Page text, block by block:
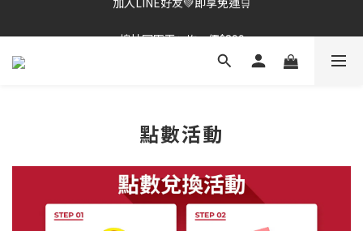
棉片冠軍王✨均一價$899
點數活動